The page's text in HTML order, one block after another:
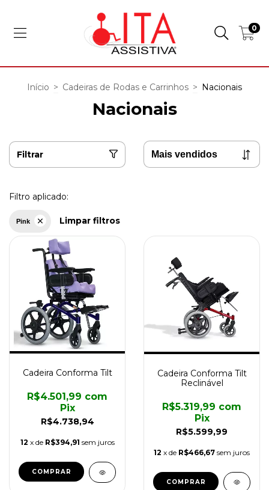
0
Início > Cadeiras de Rodas e Carrinhos > Nacionais
Nacionais
Filtrar
Filtro aplicado:
Pink Limpar filtros
Cadeira Conforma Tilt
R$4.738,94
R$4.501,99 com
Pix
12 x de R$394,91 sem juros
COMPRAR
Cadeira Conforma Tilt
Reclinável
R$5.599,99
R$5.319,99 com
Pix
12 x de R$466,67 sem juros
COMPRAR